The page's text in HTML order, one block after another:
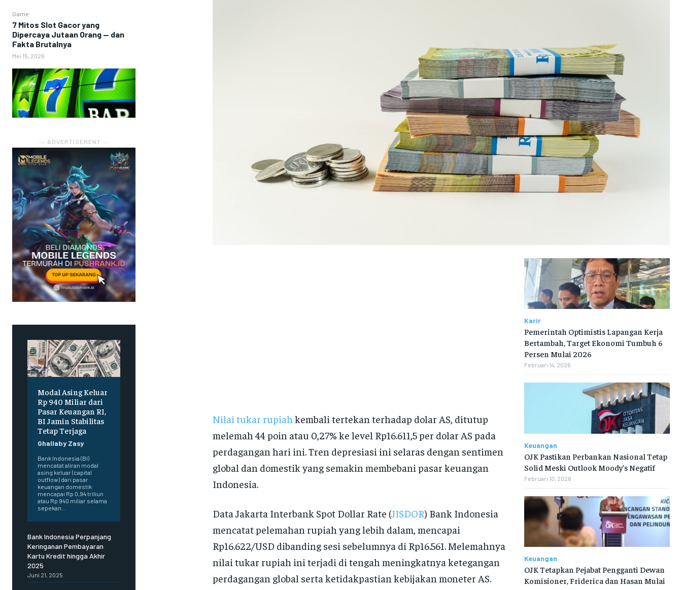
Game
7 Mitos Slot Gacor yang
Dipercaya Jutaan Orang — dan
Fakta Brutalnya
Mei 15, 2026
― ADVERTISEMENT ―
Modal Asing Keluar
Rp 940 Miliar dari
Pasar Keuangan RI,
BI Jamin Stabilitas
Tetap Terjaga
Ghallaby Zasy
Bank Indonesia (BI)
mencatat aliran modal
asing keluar (capital
outflow) dari pasar
keuangan domestik
mencapai Rp 0,94 triliun
atau Rp 940 miliar selama
sepekan...
Bank Indonesia Perpanjang
Keringanan Pembayaran
Kartu Kredit hingga Akhir
2025
Juni 21, 2025
Nilai tukar rupiah kembali tertekan terhadap dolar AS, ditutup
melemah 44 poin atau 0,27% ke level Rp16.611,5 per dolar AS pada
perdagangan hari ini. Tren depresiasi ini selaras dengan sentimen
global dan domestik yang semakin membebani pasar keuangan
Indonesia.
Data Jakarta Interbank Spot Dollar Rate (JISDOR) Bank Indonesia
mencatat pelemahan rupiah yang lebih dalam, mencapai
Rp16.622/USD dibanding sesi sebelumnya di Rp16.561. Melemahnya
nilai tukar rupiah ini terjadi di tengah meningkatnya ketegangan
perdagangan global serta ketidakpastian kebijakan moneter AS.
Karir
Pemerintah Optimistis Lapangan Kerja
Bertambah, Target Ekonomi Tumbuh 6
Persen Mulai 2026
Februari 14, 2026
Keuangan
OJK Pastikan Perbankan Nasional Tetap
Solid Meski Outlook Moody’s Negatif
Februari 10, 2026
Keuangan
OJK Tetapkan Pejabat Pengganti Dewan
Komisioner, Friderica dan Hasan Mulai